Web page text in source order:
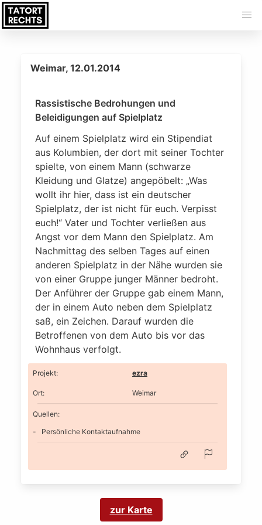
Weimar, 12.01.2014
Rassistische Bedrohungen und
Beleidigungen auf Spielplatz
Auf einem Spielplatz wird ein Stipendiat
aus Kolumbien, der dort mit seiner Tochter
spielte, von einem Mann (schwarze
Kleidung und Glatze) angepöbelt: „Was
wollt ihr hier, dass ist ein deutscher
Spielplatz, der ist nicht für euch. Verpisst
euch!“ Vater und Tochter verließen aus
Angst vor dem Mann den Spielplatz. Am
Nachmittag des selben Tages auf einen
anderen Spielplatz in der Nähe wurden sie
von einer Gruppe junger Männer bedroht.
Der Anführer der Gruppe gab einem Mann,
der in einem Auto neben dem Spielplatz
saß, ein Zeichen. Darauf wurden die
Betroffenen von dem Auto bis vor das
Wohnhaus verfolgt.
Projekt: ezra
Ort: Weimar
Quellen:
Persönliche Kontaktaufnahme
zur Karte